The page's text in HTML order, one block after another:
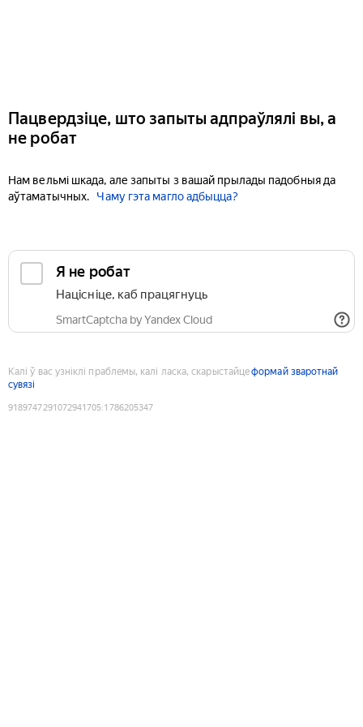
Пацвердзіце, што запыты адпраўлялі вы, а
не робат
Нам вельмі шкада, але запыты з вашай прылады падобныя да
аўтаматычных.
Чаму гэта магло адбыцца?
Я не робат
Націсніце, каб працягнуць
SmartCaptcha by Yandex Cloud
Калі ў вас узніклі праблемы, калі ласка, скарыстайцеформай зваротнай
сувязі
9189747291072941705:1786205347